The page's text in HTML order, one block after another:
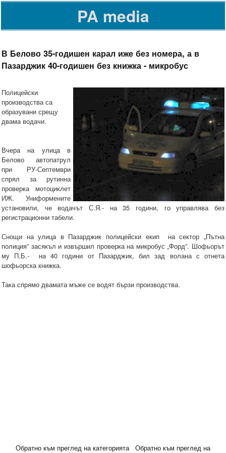
PA media
В Белово 35-годишен карал иже без номера, а в
Пазарджик 40-годишен без книжка - микробус
Полицейски
производства са
образувани срещу
двама водачи.
Вчера на улица в
Белово автопатрул
при РУ-Септември
спрял за рутинна
проверка мотоциклет
ИЖ. Униформените
установили, че водачът С.Я.- на 35 години, го управлява без
регистрационни табели.
Снощи на улица в Пазарджик полицейски екип на сектор „Пътна
полиция” засякъл и извършил проверка на микробус „Форд”. Шофьорът
му П.Б.- на 40 години от Пазарджик, бил зад волана с отнета
шофьорска книжка.
Така спрямо двамата мъже се водят бързи производства.
Обратно към преглед на категорията
Обратно към преглед на